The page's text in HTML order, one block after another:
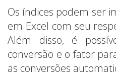
Os índices podem ser
em Excel com seu
Além disso, é
conversão e o fator
as conversões